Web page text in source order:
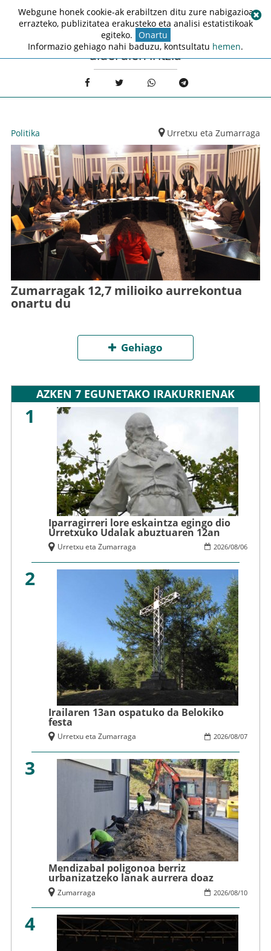
alderdien iritzia
Politika Urretxu eta Zumarraga
Zumarragak 12,7 milioiko aurrekontua
onartu du
Gehiago
AZKEN 7 EGUNETAKO IRAKURRIENAK
1
Iparragirreri lore eskaintza egingo dio
Urretxuko Udalak abuztuaren 12an
2026/08/06
Urretxu eta Zumarraga
2
Irailaren 13an ospatuko da Belokiko
festa
2026/08/07
Urretxu eta Zumarraga
3
Mendizabal poligonoa berriz
urbanizatzeko lanak aurrera doaz
2026/08/10
Zumarraga
4
Webgune honek cookie-ak erabiltzen ditu zure nabigazioa
errazteko, publizitatea erakusteko eta analisi estatistikoak
egiteko. Onartu
Informazio gehiago nahi baduzu, kontsultatu hemen.